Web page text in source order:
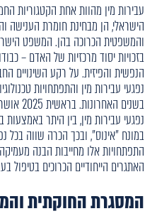
עבירות מין מהוות אחת הקטגוריות
הישראלי, הן מבחינת חומרת הענישה
והמשפטית הכרוכה בהן. המשפט
בזכויות יסוד מרכזיות של האדם –
הנפשית והפיזית. על רקע השינויים
נפגעי עבירות מין והתפתחויות
בשנים
נפגעי עבירות מין, בין היתר
במונח "אינוס", ובכך הכרה שווה בכל
התפתחויות אלו מחייבות הבנה
האתגרים הייחודיים הכרוכים בטיפול
המסגרת החוקתית